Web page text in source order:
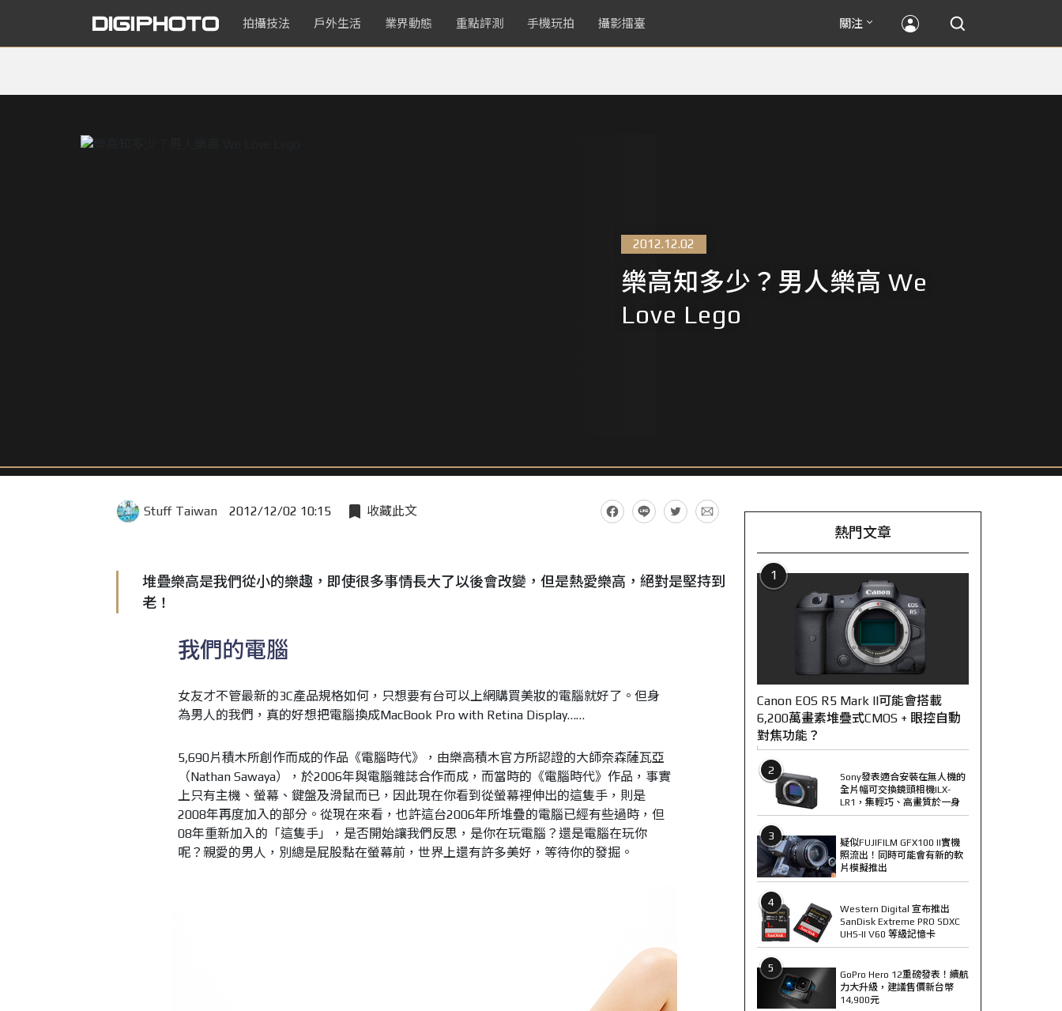
拍攝技法 戶外生活 業界動態 重點評測 手機玩拍 攝影擂臺 關注
2012.12.02
樂高知多少？男人樂高 We
Love Lego
Stuff Taiwan 2012/12/02 10:15 收藏此文
堆疊樂高是我們從小的樂趣，即使很多事情長大了以後會改變，但是熱愛樂高，絕對是堅持到
老！
我們的電腦
女友才不管最新的3C產品規格如何，只想要有台可以上網購買美妝的電腦就好了。但身
為男人的我們，真的好想把電腦換成MacBook Pro with Retina Display……
5,690片積木所創作而成的作品《電腦時代》，由樂高積木官方所認證的大師奈森薩瓦亞
（Nathan Sawaya），於2006年與電腦雜誌合作而成，而當時的《電腦時代》作品，事實
上只有主機、螢幕、鍵盤及滑鼠而已，因此現在你看到從螢幕裡伸出的這隻手，則是
2008年再度加入的部分。從現在來看，也許這台2006年所堆疊的電腦已經有些過時，但
08年重新加入的「這隻手」，是否開始讓我們反思，是你在玩電腦？還是電腦在玩你
呢？親愛的男人，別總是屁股黏在螢幕前，世界上還有許多美好，等待你的發掘。
熱門文章
1
Canon EOS R5 Mark II可能會搭載
6,200萬畫素堆疊式CMOS + 眼控自動
對焦功能？
2
Sony發表適合安裝在無人機的
全片幅可交換鏡頭相機ILX-
LR1，集輕巧、高畫質於一身
3
疑似FUJIFILM GFX100 II實機
照流出！同時可能會有新的軟
片模擬推出
4
Western Digital 宣布推出
SanDisk Extreme PRO SDXC
UHS-II V60 等級記憶卡
5
GoPro Hero 12重磅發表！續航
力大升級，建議售價新台幣
14,900元